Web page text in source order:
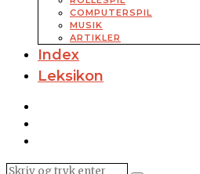
COMPUTERSPIL
MUSIK
ARTIKLER
Index
Leksikon